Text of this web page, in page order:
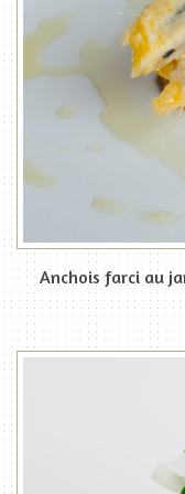
Anchois farci au